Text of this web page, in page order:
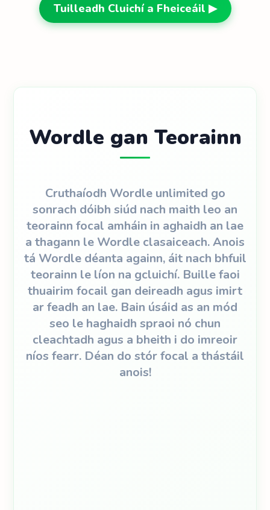
Tuilleadh Cluichí a Fheiceáil ▶
Wordle gan Teorainn
Cruthaíodh Wordle unlimited go
sonrach dóibh siúd nach maith leo an
teorainn focal amháin in aghaidh an lae
a thagann le Wordle clasaiceach. Anois
tá Wordle déanta againn, áit nach bhfuil
teorainn le líon na gcluichí. Buille faoi
thuairim focail gan deireadh agus imirt
ar feadh an lae. Bain úsáid as an mód
seo le haghaidh spraoi nó chun
cleachtadh agus a bheith i do imreoir
níos fearr. Déan do stór focal a thástáil
anois!